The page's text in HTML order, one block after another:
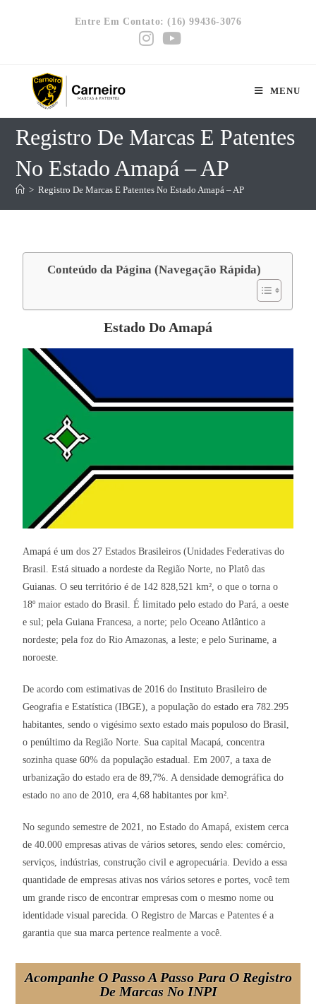
Entre Em Contato: (16) 99436-3076
MENU
Registro De Marcas E Patentes
No Estado Amapá – AP
> Registro De Marcas E Patentes No Estado Amapá – AP
Conteúdo da Página (Navegação Rápida)
Estado Do Amapá
Amapá é um dos 27 Estados Brasileiros (Unidades Federativas do
Brasil. Está situado a nordeste da Região Norte, no Platô das
Guianas. O seu território é de 142 828,521 km², o que o torna o
18º maior estado do Brasil. É limitado pelo estado do Pará, a oeste
e sul; pela Guiana Francesa, a norte; pelo Oceano Atlântico a
nordeste; pela foz do Rio Amazonas, a leste; e pelo Suriname, a
noroeste.
De acordo com estimativas de 2016 do Instituto Brasileiro de
Geografia e Estatística (IBGE), a população do estado era 782.295
habitantes, sendo o vigésimo sexto estado mais populoso do Brasil,
o penúltimo da Região Norte. Sua capital Macapá, concentra
sozinha quase 60% da população estadual. Em 2007, a taxa de
urbanização do estado era de 89,7%. A densidade demográfica do
estado no ano de 2010, era 4,68 habitantes por km².
No segundo semestre de 2021, no Estado do Amapá, existem cerca
de 40.000 empresas ativas de vários setores, sendo eles: comércio,
serviços, indústrias, construção civil e agropecuária. Devido a essa
quantidade de empresas ativas nos vários setores e portes, você tem
um grande risco de encontrar empresas com o mesmo nome ou
identidade visual parecida. O Registro de Marcas e Patentes é a
garantia que sua marca pertence realmente a você.
Acompanhe O Passo A Passo Para O Registro
De Marcas No INPI